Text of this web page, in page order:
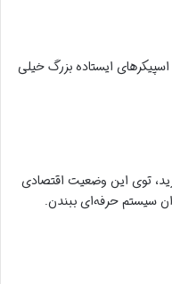
ایستاده بزرگ خیلی
توی این وضعیت اقتصادی
سیستم حرفه‌ای ببندن.